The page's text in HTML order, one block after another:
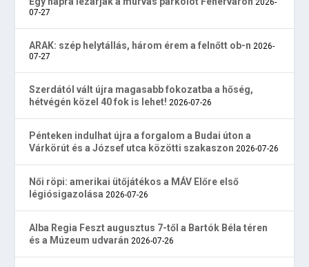
2026-
07-27
ARAK: szép helytállás, három érem a felnőtt ob-n 2026-
07-27
Szerdától vált újra magasabb fokozatba a hőség,
hétvégén közel 40 fok is lehet! 2026-07-26
Pénteken indulhat újra a forgalom a Budai úton a
Várkörút és a József utca közötti szakaszon 2026-07-26
Női röpi: amerikai ütőjátékos a MÁV Előre első
légiósigazolása 2026-07-26
Alba Regia Feszt augusztus 7-től a Bartók Béla téren
és a Múzeum udvarán 2026-07-26